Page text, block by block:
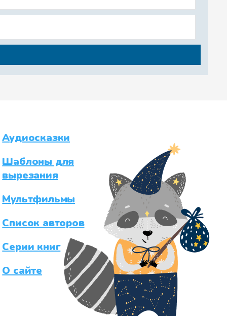
Аудиосказки
Шаблоны для
вырезания
Мультфильмы
Список авторов
Серии книг
О сайте